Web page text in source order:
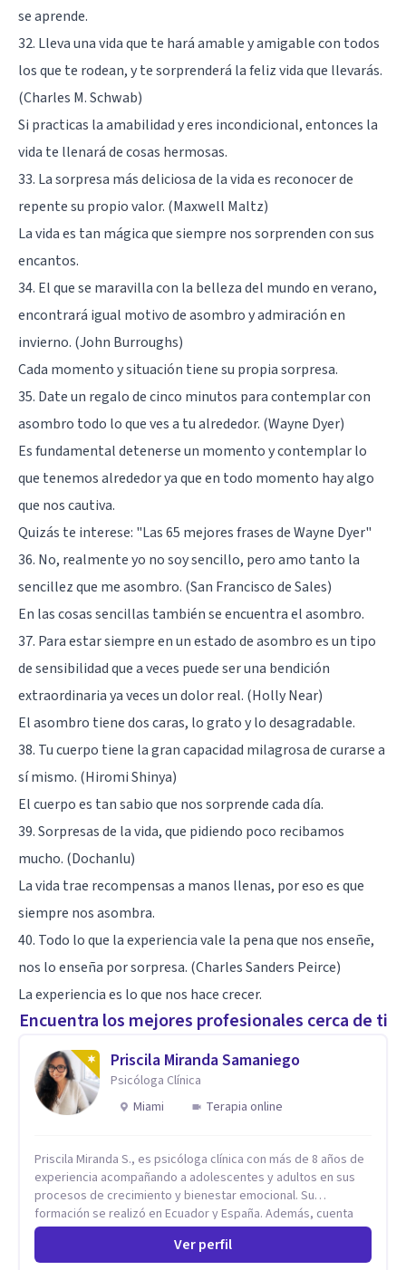
se aprende.
32. Lleva una vida que te hará amable y amigable con todos
los que te rodean, y te sorprenderá la feliz vida que llevarás.
(Charles M. Schwab)
Si practicas la amabilidad y eres incondicional, entonces la
vida te llenará de cosas hermosas.
33. La sorpresa más deliciosa de la vida es reconocer de
repente su propio valor. (Maxwell Maltz)
La vida es tan mágica que siempre nos sorprenden con sus
encantos.
34. El que se maravilla con la belleza del mundo en verano,
encontrará igual motivo de asombro y admiración en
invierno. (John Burroughs)
Cada momento y situación tiene su propia sorpresa.
35. Date un regalo de cinco minutos para contemplar con
asombro todo lo que ves a tu alrededor. (Wayne Dyer)
Es fundamental detenerse un momento y contemplar lo
que tenemos alrededor ya que en todo momento hay algo
que nos cautiva.
Quizás te interese: "Las 65 mejores frases de Wayne Dyer"
36. No, realmente yo no soy sencillo, pero amo tanto la
sencillez que me asombro. (San Francisco de Sales)
En las cosas sencillas también se encuentra el asombro.
37. Para estar siempre en un estado de asombro es un tipo
de sensibilidad que a veces puede ser una bendición
extraordinaria ya veces un dolor real. (Holly Near)
El asombro tiene dos caras, lo grato y lo desagradable.
38. Tu cuerpo tiene la gran capacidad milagrosa de curarse a
sí mismo. (Hiromi Shinya)
El cuerpo es tan sabio que nos sorprende cada día.
39. Sorpresas de la vida, que pidiendo poco recibamos
mucho. (Dochanlu)
La vida trae recompensas a manos llenas, por eso es que
siempre nos asombra.
40. Todo lo que la experiencia vale la pena que nos enseñe,
nos lo enseña por sorpresa. (Charles Sanders Peirce)
La experiencia es lo que nos hace crecer.
Encuentra los mejores profesionales cerca de ti
Priscila Miranda Samaniego
Psicóloga Clínica
Miami
Terapia online
Priscila Miranda S., es psicóloga clínica con más de 8 años de
experiencia acompañando a adolescentes y adultos en sus
procesos de crecimiento y bienestar emocional. Su
formación se realizó en Ecuador y España. Además, cuenta
con un Máster en Psicooncología (INEFOC) y diversos
diplomados que respaldan su práctica profesional. Se
Ver perfil